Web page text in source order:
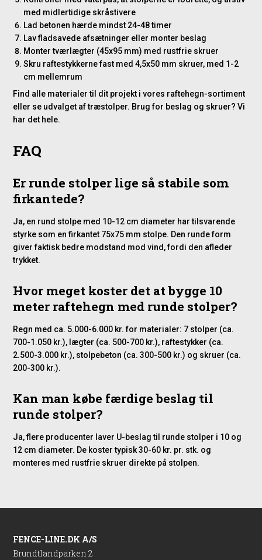
med midlertidige skråstivere
Lad betonen hærde mindst 24-48 timer
Lav fladsavede afsætninger eller monter beslag
Monter tværlægter (45x95 mm) med rustfrie skruer
Skru raftestykkerne fast med 4,5x50 mm skruer, med 1-2
cm mellemrum
Find alle materialer til dit projekt i vores raftehegn-sortiment
eller se udvalget af træstolper. Brug for beslag og skruer? Vi
har det hele.
FAQ
Er runde stolper lige så stabile som
firkantede?
Ja, en rund stolpe med 10-12 cm diameter har tilsvarende
styrke som en firkantet 75x75 mm stolpe. Den runde form
giver faktisk bedre modstand mod vind, fordi den afleder
trykket.
Hvor meget koster det at bygge 10
meter raftehegn med runde stolper?
Regn med ca. 5.000-6.000 kr. for materialer: 7 stolper (ca.
700-1.050 kr.), lægter (ca. 500-700 kr.), raftestykker (ca.
2.500-3.000 kr.), stolpebeton (ca. 300-500 kr.) og skruer (ca.
200-300 kr.).
Kan man købe færdige beslag til
runde stolper?
Ja, flere producenter laver U-beslag til runde stolper i 10 og
12 cm diameter. De koster typisk 30-60 kr. pr. stk. og
monteres med rustfrie skruer direkte på stolpen.
FENCE-LINE.DK A/S
Brundtlandparken 2